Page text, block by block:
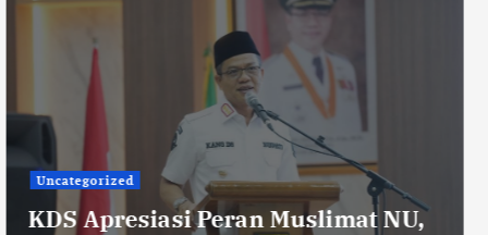
Uncategorized
KDS Sambut Kunjungan Kepala Staf
Kepresidenan, Sekolah Rakyat